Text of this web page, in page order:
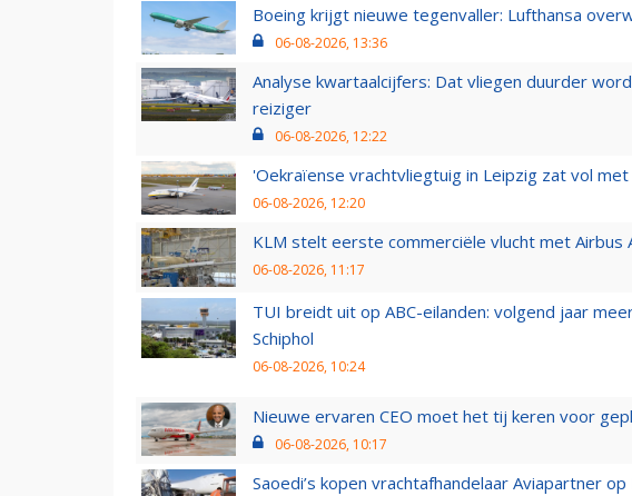
Boeing krijgt nieuwe tegenvaller: Lufthansa
06-08-2026, 13:36
Analyse kwartaalcijfers: Dat vliegen duurder
reiziger
06-08-2026, 12:22
'Oekraïense vrachtvliegtuig in Leipzig zat vol
06-08-2026, 12:20
KLM stelt eerste commerciële vlucht met Airbus
06-08-2026, 11:17
TUI breidt uit op ABC-eilanden: volgend jaar
Schiphol
06-08-2026, 10:24
Nieuwe ervaren CEO moet het tij keren voor
06-08-2026, 10:17
Saoedi’s kopen vrachtafhandelaar Aviapartner